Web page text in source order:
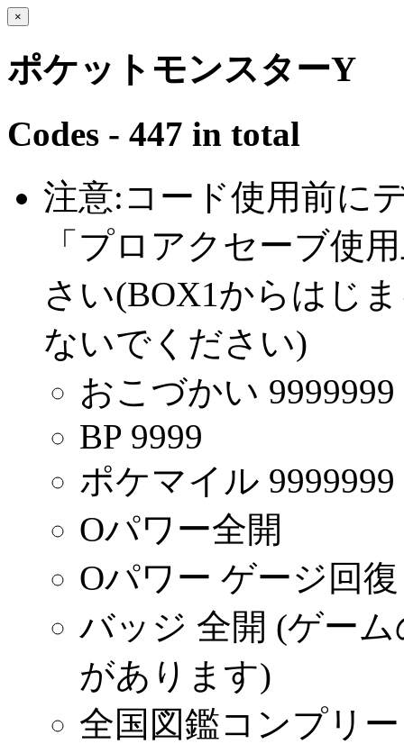
×
ポケットモンスターY
Codes - 447 in total
注意:コード使用前に
「プロアクセーブ使
さい(BOX1からはじ
ないでください)
おこづかい 9999999
BP 9999
ポケマイル 9999999
Oパワー全開
Oパワー ゲージ回復
バッジ 全開 (ゲー
があります)
全国図鑑コンプリ